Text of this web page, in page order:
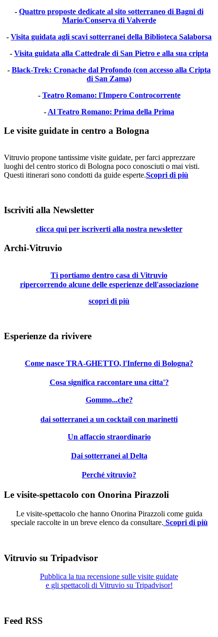
- Quattro proposte dedicate al sito sotterraneo di Bagni di
Mario/Conserva di Valverde
- Visita guidata agli scavi sotterranei della Biblioteca Salaborsa
- Visita guidata alla Cattedrale di San Pietro e alla sua cripta
- Black-Trek: Cronache dal Profondo (con accesso alla Cripta
di San Zama)
- Teatro Romano: l'Impero Controcorrente
- Al Teatro Romano: Prima della Prima
Le visite guidate in centro a Bologna
Vitruvio propone tantissime visite guidate, per farci apprezzare
luoghi del centro storico di Bologna poco conosciuti o mai visti.
Questi itinerari sono condotti da guide esperte.Scopri di più
Iscriviti alla Newsletter
clicca qui per iscriverti alla nostra newsletter
Archi-Vitruvio
Ti portiamo dentro casa di Vitruvio
ripercorrendo alcune delle esperienze dell'associazione
scopri di più
Esperienze da rivivere
Come nasce TRA-GHETTO, l'Inferno di Bologna?
Cosa significa raccontare una citta'?
Gommo...che?
dai sotterranei a un cocktail con marinetti
Un affaccio straordinario
Dai sotterranei al Delta
Perché vitruvio?
Le visite-spettacolo con Onorina Pirazzoli
Le visite-spettacolo che hanno Onorina Pirazzoli come guida
speciale raccolte in un breve elenco da consultare. Scopri di più
Vitruvio su Tripadvisor
Pubblica la tua recensione sulle visite guidate
e gli spettacoli di Vitruvio su Tripadvisor!
Feed RSS